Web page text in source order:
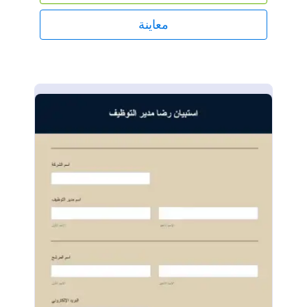
المعلومات التي تحتاجها قم بزيادة إمكانيات قالب
استبيان المشتريات هذا من خلال دمجه مع حسابات أخرى
لتجربة سهلة. إنه أمر سهل ومجاني مع جوت فورم! أنشئ
تجربة ممكنة لعملائك.
معاينة